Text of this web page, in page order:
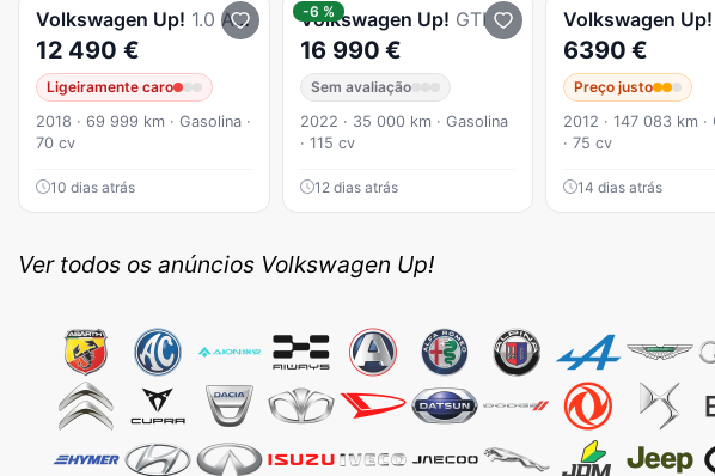
Volkswagen Up! 1.0 Automatico 69000km
12 490 €
Ligeiramente caro
2018 · 69 999 km · Gasolina ·
70 cv
10 dias atrás
-6 %
Volkswagen Up! GTI
16 990 €
Sem avaliação
2022 · 35 000 km · Gasolina
· 115 cv
12 dias atrás
Volkswagen Up!
6390 €
Preço justo
2012 · 147 083 km ·
· 75 cv
14 dias atrás
Ver todos os anúncios Volkswagen Up!